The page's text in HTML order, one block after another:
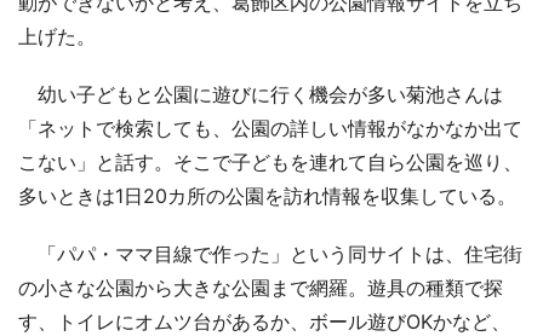
上げた。
幼い子どもと公園に遊びに行く機会が多い菊池さんは
「ネットで検索しても、公園の詳しい情報がなかなか出て
こない」と話す。そこで子どもを連れて自ら公園を巡り、
多いときは1日20カ所の公園を訪れ情報を収集している。
「パパ・ママ目線で作った」という同サイトは、住宅街
の小さな公園から大きな公園まで網羅。遊具の種類で探
す、トイレにオムツ台があるか、ボール遊びOKかなど、